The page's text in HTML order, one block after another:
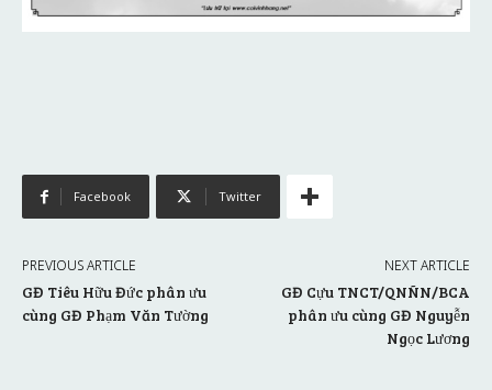
Facebook Twitter
PREVIOUS ARTICLE
GĐ Tiêu Hữu Đức phân ưu
cùng GĐ Phạm Văn Tường
NEXT ARTICLE
GĐ Cựu TNCT/QNÑN/BCA
phân ưu cùng GĐ Nguyễn
Ngọc Lương